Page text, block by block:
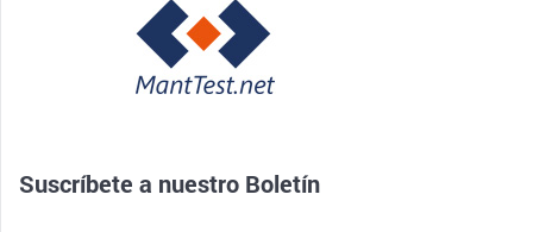
Suscríbete a nuestro Boletín